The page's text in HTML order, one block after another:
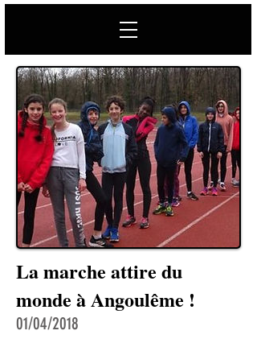
La marche attire du
monde à Angoulême !
01/04/2018